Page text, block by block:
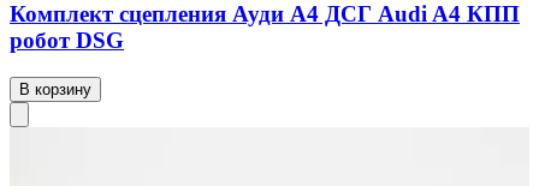
Комплект сцепления Ауди А4 ДСГ Audi A4 КПП
робот DSG
В корзину